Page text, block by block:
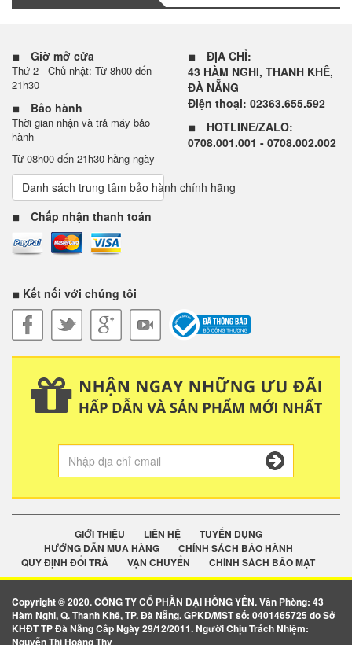
Giờ mở cửa
Thứ 2 - Chủ nhật: Từ 8h00 đến
21h30
Bảo hành
Thời gian nhận và trả máy bảo
hành
Từ 08h00 đến 21h30 hằng ngày
Danh sách trung tâm bảo hành chính hãng
Chấp nhận thanh toán
ĐỊA CHỈ:
43 HÀM NGHI, THANH KHÊ,
ĐÀ NẴNG
Điện thoại: 02363.655.592
HOTLINE/ZALO:
0708.001.001 - 0708.002.002
Kết nối với chúng tôi
GIỚI THIỆU LIÊN HỆ
TUYỂN DỤNG
HƯỚNG DẪN MUA HÀNG
CHÍNH SÁCH BẢO HÀNH
QUY ĐỊNH ĐỔI TRẢ
VẬN CHUYỂN CHÍNH SÁCH BẢO MẬT
Copyright © 2020. CÔNG TY CỔ PHẦN ĐẠI HỒNG YẾN. Văn Phòng: 43
Hàm Nghi, Q. Thanh Khê, TP. Đà Nẵng. GPKD/MST số: 0401465725 do Sở
KHĐT TP Đà Nẵng Cấp Ngày 29/12/2011. Người Chịu Trách Nhiệm:
Nguyễn Thị Hoàng Thy